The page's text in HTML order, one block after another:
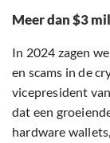
Meer dan $3
In 2024 zagen
en scams in de
vicepresident
dat een
hardware